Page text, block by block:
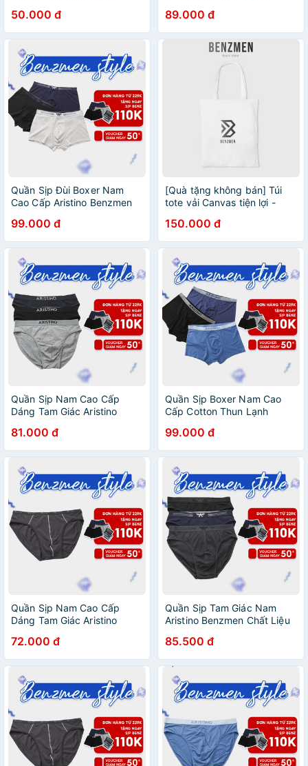
50.000 đ
dệt kim co giãn kháng
khuẩn khử mùi co giãn 4
89.000 đ
Quần Sịp Đùi Boxer Nam
Cao Cấp Aristino Benzmen
Giãn 4 Chiều An Toàn Cho
Da - Abx056
99.000 đ
[Quà tặng không bán] Túi
tote vải Canvas tiện lợi -
Benzmen
150.000 đ
Quần Sịp Nam Cao Cấp
Dáng Tam Giác Aristino
Mềm Mại Co Giãn 4 Chiều,
Thoáng Khí - Abf03707
81.000 đ
Quần Sịp Boxer Nam Cao
Cấp Cotton Thun Lạnh
Thoáng Mát Co Giãn 4 Khử
Mùi, Kháng Khuẩn -
99.000 đ
Quần Sịp Nam Cao Cấp
Dáng Tam Giác Aristino
Bamboo Co Giãn 4 Chiều,
Thoáng Khí, Thấm Hút Mồ
72.000 đ
Quần Sịp Tam Giác Nam
Aristino Benzmen Chất Liệu
Khuẩn Co Giãn 4 Chiều,
Thấm Hút Mồ Hôi - Abf056
85.500 đ